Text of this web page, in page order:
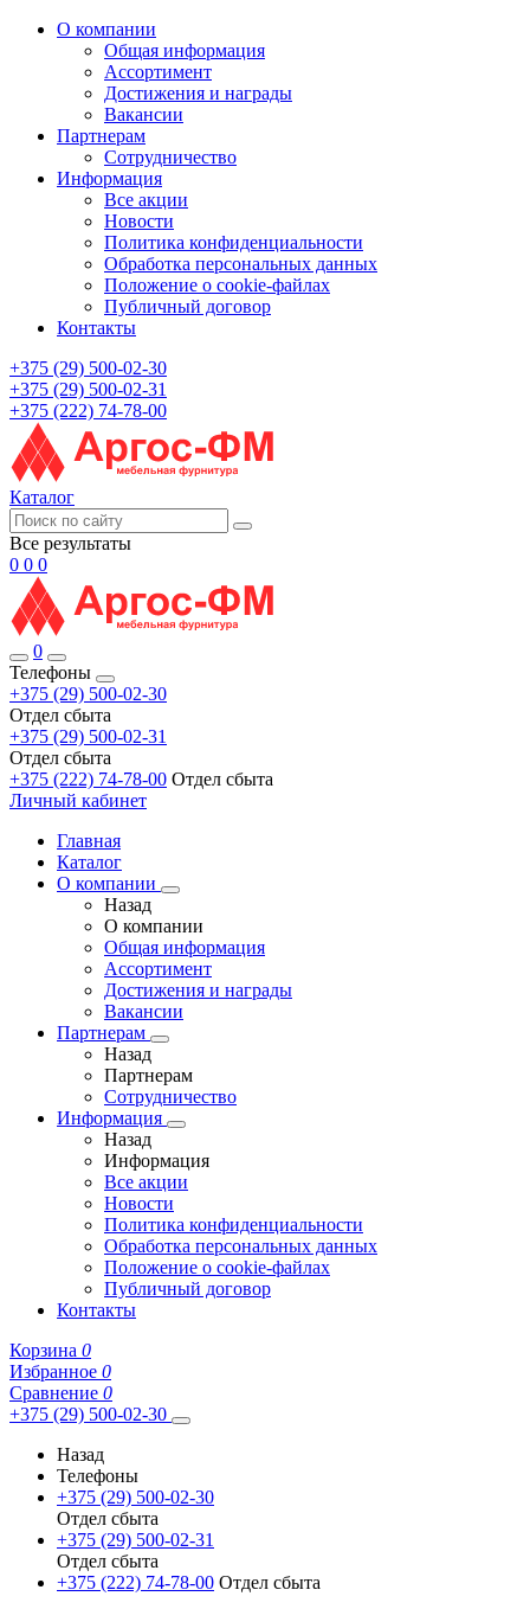
О компании
Общая информация
Ассортимент
Достижения и награды
Вакансии
Партнерам
Сотрудничество
Информация
Все акции
Новости
Политика конфиденциальности
Обработка персональных данных
Положение о cookie-файлах
Публичный договор
Контакты
+375 (29) 500-02-30
+375 (29) 500-02-31
+375 (222) 74-78-00
Каталог
Все результаты
0 0 0
0
Телефоны
+375 (29) 500-02-30
Отдел сбыта
+375 (29) 500-02-31
Отдел сбыта
+375 (222) 74-78-00 Отдел сбыта
Личный кабинет
Главная
Каталог
О компании
Назад
О компании
Общая информация
Ассортимент
Достижения и награды
Вакансии
Партнерам
Назад
Партнерам
Сотрудничество
Информация
Назад
Информация
Все акции
Новости
Политика конфиденциальности
Обработка персональных данных
Положение о cookie-файлах
Публичный договор
Контакты
Корзина 0
Избранное 0
Сравнение 0
+375 (29) 500-02-30
Назад
Телефоны
+375 (29) 500-02-30
Отдел сбыта
+375 (29) 500-02-31
Отдел сбыта
+375 (222) 74-78-00 Отдел сбыта